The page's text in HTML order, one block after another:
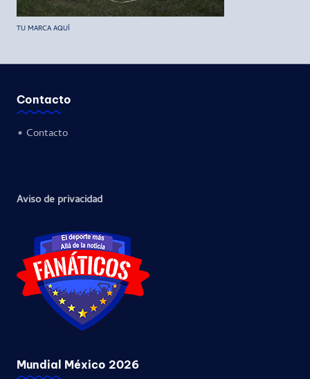
TU MARCA AQUÍ
Contacto
• Contacto
Aviso de privacidad
Mundial México 2026